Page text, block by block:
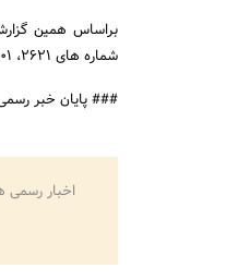
براساس همین
شماره های 2621، 2201، 2202، 2204، 2205، 2265 از ساعت 21 به مدت 9 ساعت دچار اختلال می شود.
### پایان خبر
اخبار